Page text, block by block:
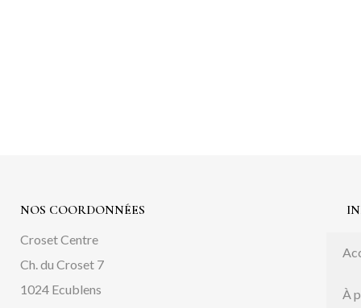
NOS COORDONNÉES
Croset Centre
Ch. du Croset 7
1024 Ecublens
À